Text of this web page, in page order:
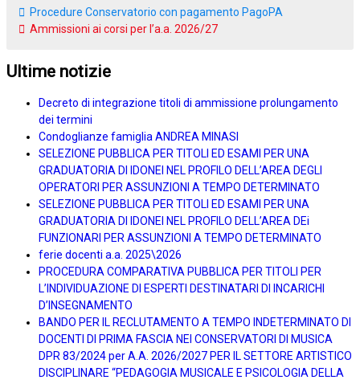
Procedure Conservatorio con pagamento PagoPA
Ammissioni ai corsi per l’a.a. 2026/27
Ultime notizie
Decreto di integrazione titoli di ammissione prolungamento
dei termini
Condoglianze famiglia ANDREA MINASI
SELEZIONE PUBBLICA PER TITOLI ED ESAMI PER UNA
GRADUATORIA DI IDONEI NEL PROFILO DELL’AREA DEGLI
OPERATORI PER ASSUNZIONI A TEMPO DETERMINATO
SELEZIONE PUBBLICA PER TITOLI ED ESAMI PER UNA
GRADUATORIA DI IDONEI NEL PROFILO DELL’AREA DEi
FUNZIONARI PER ASSUNZIONI A TEMPO DETERMINATO
ferie docenti a.a. 2025\2026
PROCEDURA COMPARATIVA PUBBLICA PER TITOLI PER
L’INDIVIDUAZIONE DI ESPERTI DESTINATARI DI INCARICHI
D’INSEGNAMENTO
BANDO PER IL RECLUTAMENTO A TEMPO INDETERMINATO DI
DOCENTI DI PRIMA FASCIA NEI CONSERVATORI DI MUSICA
DPR 83/2024 per A.A. 2026/2027 PER IL SETTORE ARTISTICO
DISCIPLINARE “PEDAGOGIA MUSICALE E PSICOLOGIA DELLA